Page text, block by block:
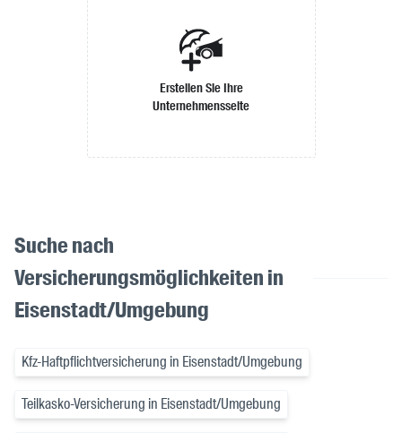
Erstellen Sie Ihre
Unternehmensseite
Suche nach
Versicherungsmöglichkeiten in
Eisenstadt/Umgebung
Kfz-Haftpflichtversicherung in Eisenstadt/Umgebung
Teilkasko-Versicherung in Eisenstadt/Umgebung